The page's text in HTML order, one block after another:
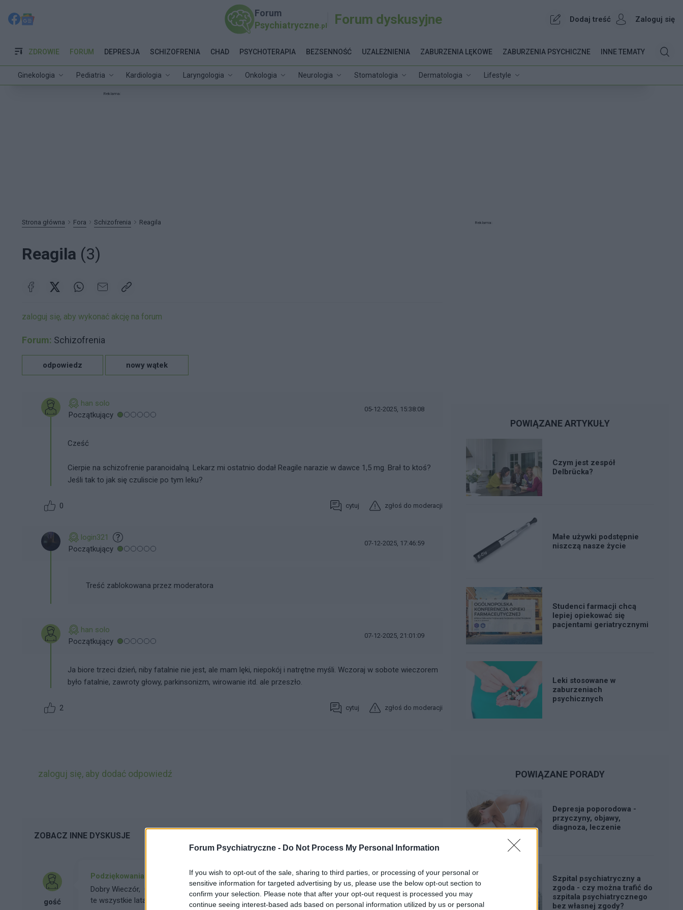
Forum Psychiatryczne - Do Not Process My Personal Information
If you wish to opt-out of the sale, sharing to third parties, or processing of your personal or
sensitive information for targeted advertising by us, please use the below opt-out section to
confirm your selection. Please note that after your opt-out request is processed you may
continue seeing interest-based ads based on personal information utilized by us or personal
Forum
Psychiatryczne.pl Forum dyskusyjne Dodaj treść Zaloguj się
ZDROWIE
Ginekologia Pediatria Kardiologia Laryngologia Onkologia Neurologia Stomatologia Dermatologia Lifestyle
FORUM DEPRESJA SCHIZOFRENIA CHAD PSYCHOTERAPIA BEZSENNOŚĆ UZALEŻNIENIA ZABURZENIA LĘKOWE ZABURZENIA PSYCHICZNE INNE TEMATY
Reklama:
Strona główna Fora Schizofrenia Reagila
Reagila (3)
zaloguj się, aby wykonać akcję na forum
Forum: Schizofrenia
odpowiedz nowy wątek
han solo
Początkujący
05-12-2025, 15:38:08
Cześć
Cierpie na schizofrenie paranoidalną. Lekarz mi ostatnio dodał Reagile narazie w dawce 1,5 mg. Brał to ktoś?
Jeśli tak to jak się czuliscie po tym leku?
0 cytuj zgłoś do moderacji
login321
Początkujący
07-12-2025, 17:46:59
Treść zablokowana przez moderatora
han solo
Początkujący
07-12-2025, 21:01:09
Ja biore trzeci dzień, niby fatalnie nie jest, ale mam lęki, niepokój i natrętne myśli. Wczoraj w sobote wieczorem
było fatalnie, zawroty głowy, parkinsonizm, wirowanie itd. ale przeszło.
2 cytuj zgłoś do moderacji
zaloguj się, aby dodać odpowiedź
ZOBACZ INNE DYSKUSJE
gość
Podziękowania
Dobry Wieczór, Chciałbym podziękować lekarzom i terapeutom którzy służyli mi pomocą przez
te wszystkie lata, dzięki której to pomocy proces mojego zdrowienia mimo zdarzających się
Reklama:
POWIĄZANE ARTYKUŁY
Czym jest zespół
Delbrücka?
Małe używki podstępnie
niszczą nasze życie
Studenci farmacji chcą
lepiej opiekować się
pacjentami geriatrycznymi
Leki stosowane w
zaburzeniach
psychicznych
POWIĄZANE PORADY
Depresja poporodowa -
przyczyny, objawy,
diagnoza, leczenie
Szpital psychiatryczny a
zgoda - czy można trafić do
szpitala psychiatrycznego
bez własnej zgody?